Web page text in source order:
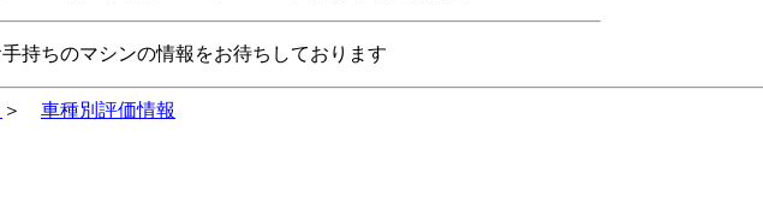
持ちのマシンの情報をお待ちしております
＞ 車種別評価情報